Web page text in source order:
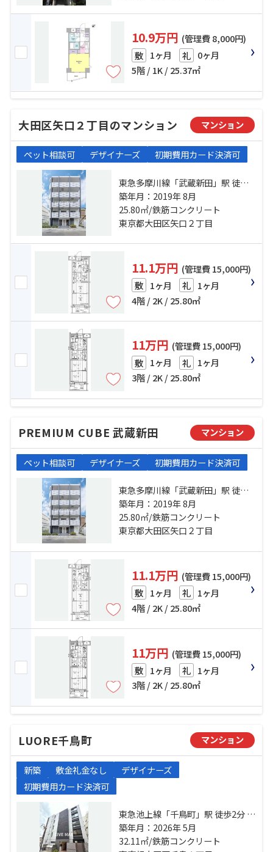
10.9万円 (管理費 8,000円)
敷 1ヶ月 礼 0ヶ月
5階 / 1K / 25.37㎡
大田区矢口２丁目のマンション マンション
ペット相談可 デザイナーズ 初期費用カード決済可
東急多摩川線「武蔵新田」駅 徒歩9
分 東急多摩川線「矢口渡」駅 徒歩
12分 東急多摩川線「下丸子」駅 徒
歩14分
築年月：2019年 8月
25.80㎡/鉄筋コンクリート
東京都大田区矢口２丁目
11.1万円 (管理費 15,000円)
敷 1ヶ月 礼 1ヶ月
4階 / 2K / 25.80㎡
11万円 (管理費 15,000円)
敷 1ヶ月 礼 1ヶ月
3階 / 2K / 25.80㎡
PREMIUM CUBE 武蔵新田 マンション
ペット相談可 デザイナーズ 初期費用カード決済可
東急多摩川線「武蔵新田」駅 徒歩9
分 東急多摩川線「矢口渡」駅 徒歩
12分 東急多摩川線「下丸子」駅 徒
歩14分
築年月：2019年 8月
25.80㎡/鉄筋コンクリート
東京都大田区矢口２丁目
11.1万円 (管理費 15,000円)
敷 1ヶ月 礼 1ヶ月
4階 / 2K / 25.80㎡
11万円 (管理費 15,000円)
敷 1ヶ月 礼 1ヶ月
3階 / 2K / 25.80㎡
LUORE千鳥町 マンション
新築 敷金礼金なし
デザイナーズ
初期費用カード決済可
東急池上線「千鳥町」駅 徒歩2分 東
急多摩川線「武蔵新田」駅 徒歩9分
東急多摩川線「下丸子」駅 徒歩10
築年月：2026年 5月
32.11㎡/鉄筋コンクリート